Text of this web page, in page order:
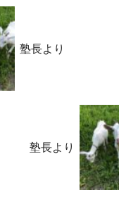
塾長より
塾長より